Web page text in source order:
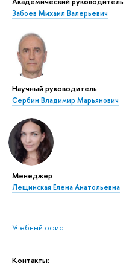
Забоев Михаил Валерьевич
Научный руководитель
Сербин Владимир Марьянович
Менеджер
Лещинская Елена Анатольевна
Учебный офис
Контакты: